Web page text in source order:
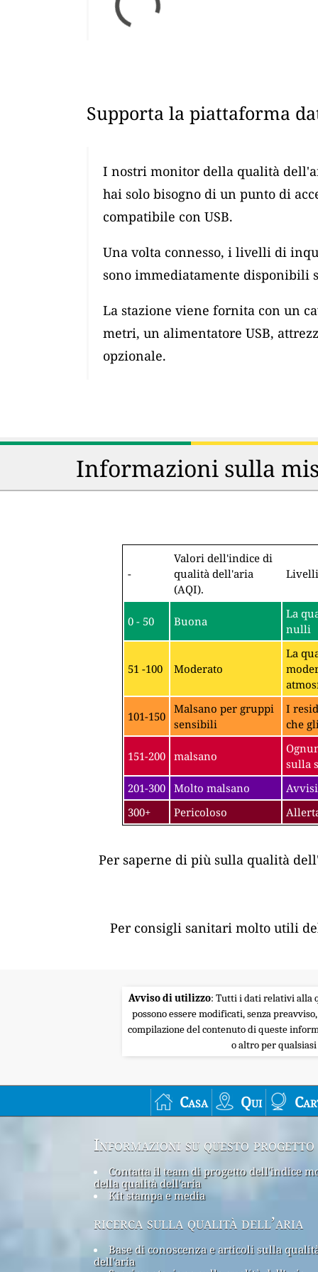
Supporta la piattaforma
I nostri monitor della qualità
hai solo bisogno di un punto di
compatibile con USB.
Una volta connesso, i livelli di
sono immediatamente disponibili
La stazione viene fornita con un
metri, un alimentatore USB,
opzionale.
Informazioni sulla
-
Valori dell'indice di
qualità dell'aria
(AQI).
0 - 50 Buona
La
nulli
51 -100 Moderato
La
101-150
Malsano per gruppi
sensibili
I
che
151-200 malsano
sulla
201-300 Molto malsano
300+
Pericoloso
Per saperne di più sulla qualità
Per consigli sanitari molto utili
Avviso di utilizzo: Tutti i dati relativi alla
possono essere modificati, senza
compilazione del contenuto di queste
o altro per
Casa Qui
Informazioni su questo progetto
Contatta il team di progetto dell'indice
della qualità dell'aria
Kit stampa e media
ricerca sulla qualità dell’aria
Base di conoscenza e articoli sulla
dell'aria